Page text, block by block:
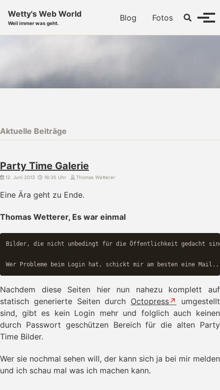
Wetty's Web World
Weil immer was geht.
Blog Fotos Toggle
Aktuelle Beiträge
Party Time Galerie
12. Juni 2013 16:35 Uhr Thomas Wetterer
Eine Ära geht zu Ende.
Thomas Wetterer, Es war einmal
Bilder, die nicht unbedingt für die Öffentlichkeit gedacht sind.
Nachdem diese Seiten hier nun nahezu komplett auf
statisch generierte Seiten durch Octopress
umgestellt
sind, gibt es kein Login mehr und folglich auch keinen
durch Passwort geschützen Bereich für die alten Party
Time Bilder.
Wer sie nochmal sehen will, der kann sich ja bei mir melden
und ich schau mal was ich machen kann.